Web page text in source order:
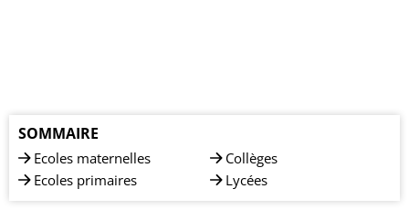
SOMMAIRE
Ecoles maternelles
Ecoles primaires
Collèges
Lycées